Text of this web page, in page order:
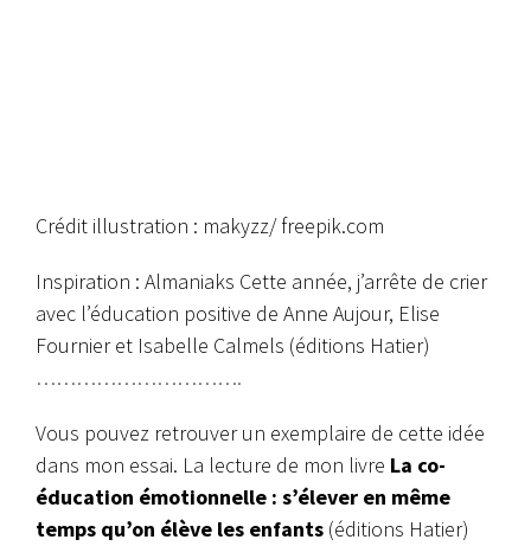
Crédit illustration : makyzz/ freepik.com
Inspiration : Almaniaks Cette année, j’arrête de crier
avec l’éducation positive de Anne Aujour, Elise
Fournier et Isabelle Calmels (éditions Hatier)
………………………….
Vous pouvez retrouver un exemplaire de cette idée
dans mon essai. La lecture de mon livre La co-
éducation émotionnelle : s’élever en même
temps qu’on élève les enfants (éditions Hatier)